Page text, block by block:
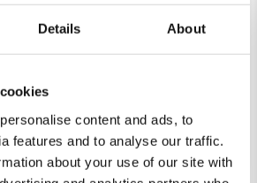
Details About
content and ads, to
features and to analyse our traffic.
about your use of our site with
Renovatie